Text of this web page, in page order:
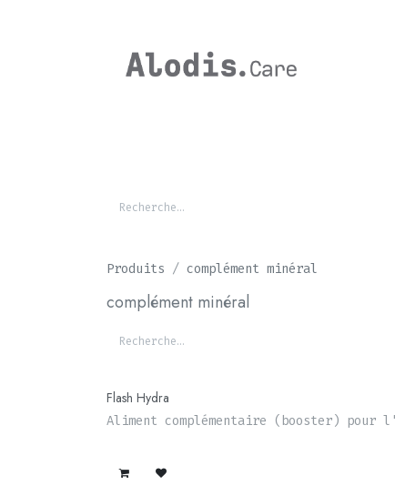
Produits complément minéral
complément minéral
Flash Hydra
Aliment complémentaire (booster) pour